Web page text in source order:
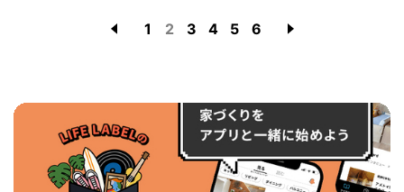
1 2 3 4 5 6